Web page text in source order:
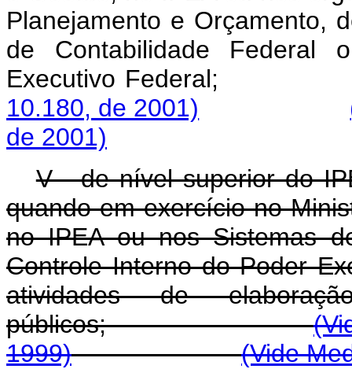
Planejamento e Orçamento,
de Contabilidade Federal
Executivo
10.180, de 2001)
de 2001)
V - de nível superior do
quando em exercício no
no IPEA ou nos Sistemas
Controle Interno do Poder
atividades de
públicos;
1999)
(Vide